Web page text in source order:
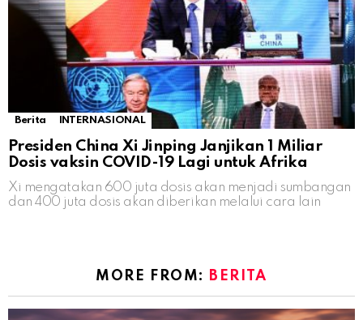
Berita INTERNASIONAL
Presiden China Xi Jinping Janjikan 1 Miliar
Dosis vaksin COVID-19 Lagi untuk Afrika
Xi mengatakan 600 juta dosis akan menjadi sumbangan
dan 400 juta dosis akan diberikan melalui cara lain
MORE FROM: BERITA